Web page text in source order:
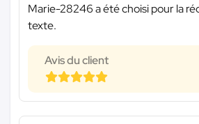
Marie-28246 a été choisi pour la
texte.
Avis du client